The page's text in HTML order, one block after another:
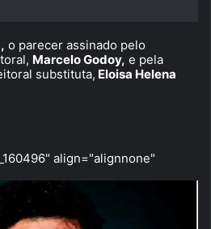
o parecer assinado pelo
Marcelo Godoy, e pela
substituta, Eloisa Helena
align="alignnone"